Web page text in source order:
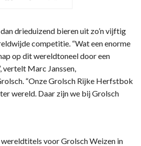
drieduizend bieren uit zo’n vijftig
competitie. “Wat een enorme
op dit wereldtoneel door een
Marc Janssen,
“Onze Grolsch Rijke Herfstbok
wereld. Daar zijn we bij Grolsch
voor Grolsch Weizen in